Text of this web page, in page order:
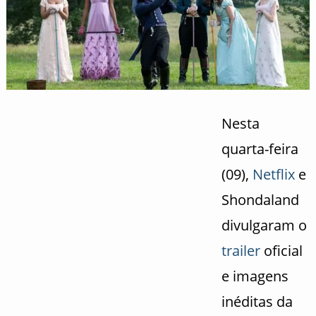
Nesta
quarta-feira
(09), Netflixe
Shondaland
divulgaram o
traileroficial
e imagens
inéditas da